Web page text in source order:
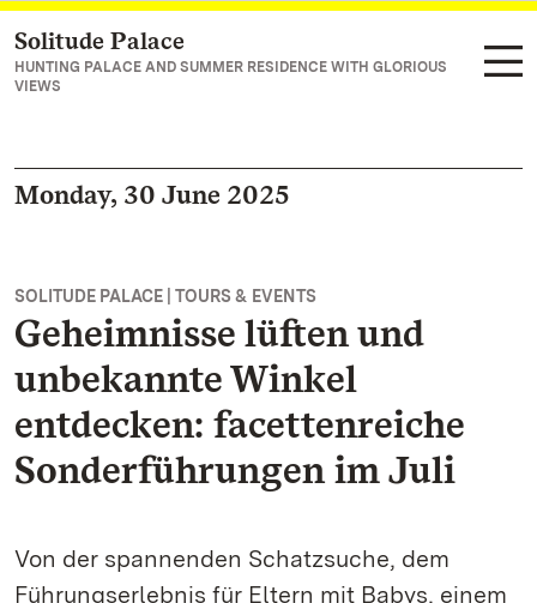
Navigate to main page
Solitude Palace
HUNTING PALACE AND SUMMER RESIDENCE WITH GLORIOUS
VIEWS
Monday, 30 June 2025
SOLITUDE PALACE | TOURS & EVENTS
Geheimnisse lüften und
unbekannte Winkel
entdecken: facettenreiche
Sonderführungen im Juli
Von der spannenden Schatzsuche, dem
Führungserlebnis für Eltern mit Babys, einem